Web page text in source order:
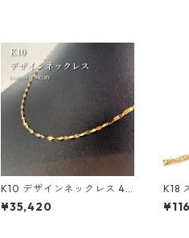
K10 デザインネックレス 45
cm
¥35,420
K18